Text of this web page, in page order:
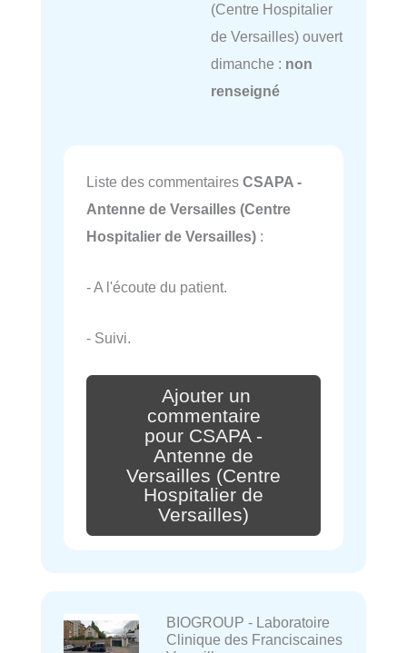
(Centre Hospitalier
de Versailles) ouvert
dimanche : non
renseigné
Liste des commentaires CSAPA -
Antenne de Versailles (Centre
Hospitalier de Versailles) :
- A l'écoute du patient.
- Suivi.
Ajouter un
commentaire
pour CSAPA -
Antenne de
Versailles (Centre
Hospitalier de
Versailles)
BIOGROUP - Laboratoire
Clinique des Franciscaines